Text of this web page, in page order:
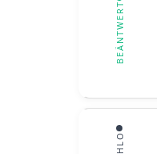
BEÄNTWERT